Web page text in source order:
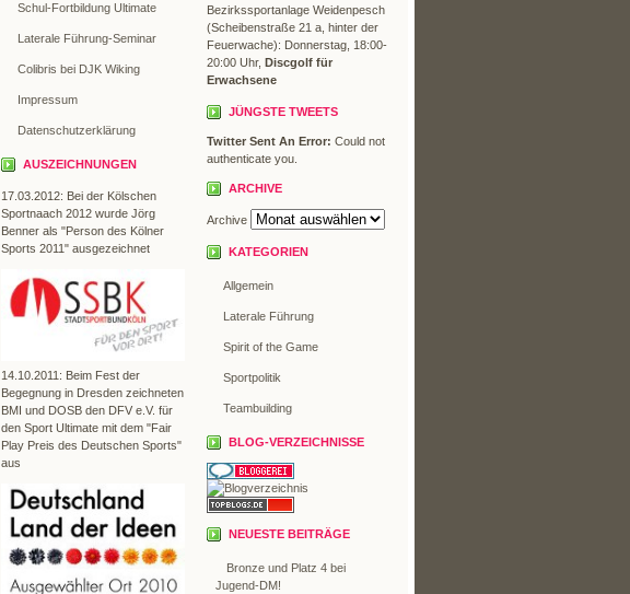
Schul-Fortbildung Ultimate
Laterale Führung-Seminar
Colibris bei DJK Wiking
Impressum
Datenschutzerklärung
AUSZEICHNUNGEN
17.03.2012: Bei der Kölschen
Sportnaach 2012 wurde Jörg
Benner als "Person des Kölner
Sports 2011" ausgezeichnet
14.10.2011: Beim Fest der
Begegnung in Dresden zeichneten
BMI und DOSB den DFV e.V. für
den Sport Ultimate mit dem "Fair
Play Preis des Deutschen Sports"
aus
Bezirkssportanlage Weidenpesch
(Scheibenstraße 21 a, hinter der
Feuerwache): Donnerstag, 18:00-
20:00 Uhr, Discgolf für
Erwachsene
JÜNGSTE TWEETS
Twitter Sent An Error: Could not
authenticate you.
ARCHIVE
Archive
KATEGORIEN
Allgemein
Laterale Führung
Spirit of the Game
Sportpolitik
Teambuilding
BLOG-VERZEICHNISSE
NEUESTE BEITRÄGE
Bronze und Platz 4 bei
Jugend-DM!